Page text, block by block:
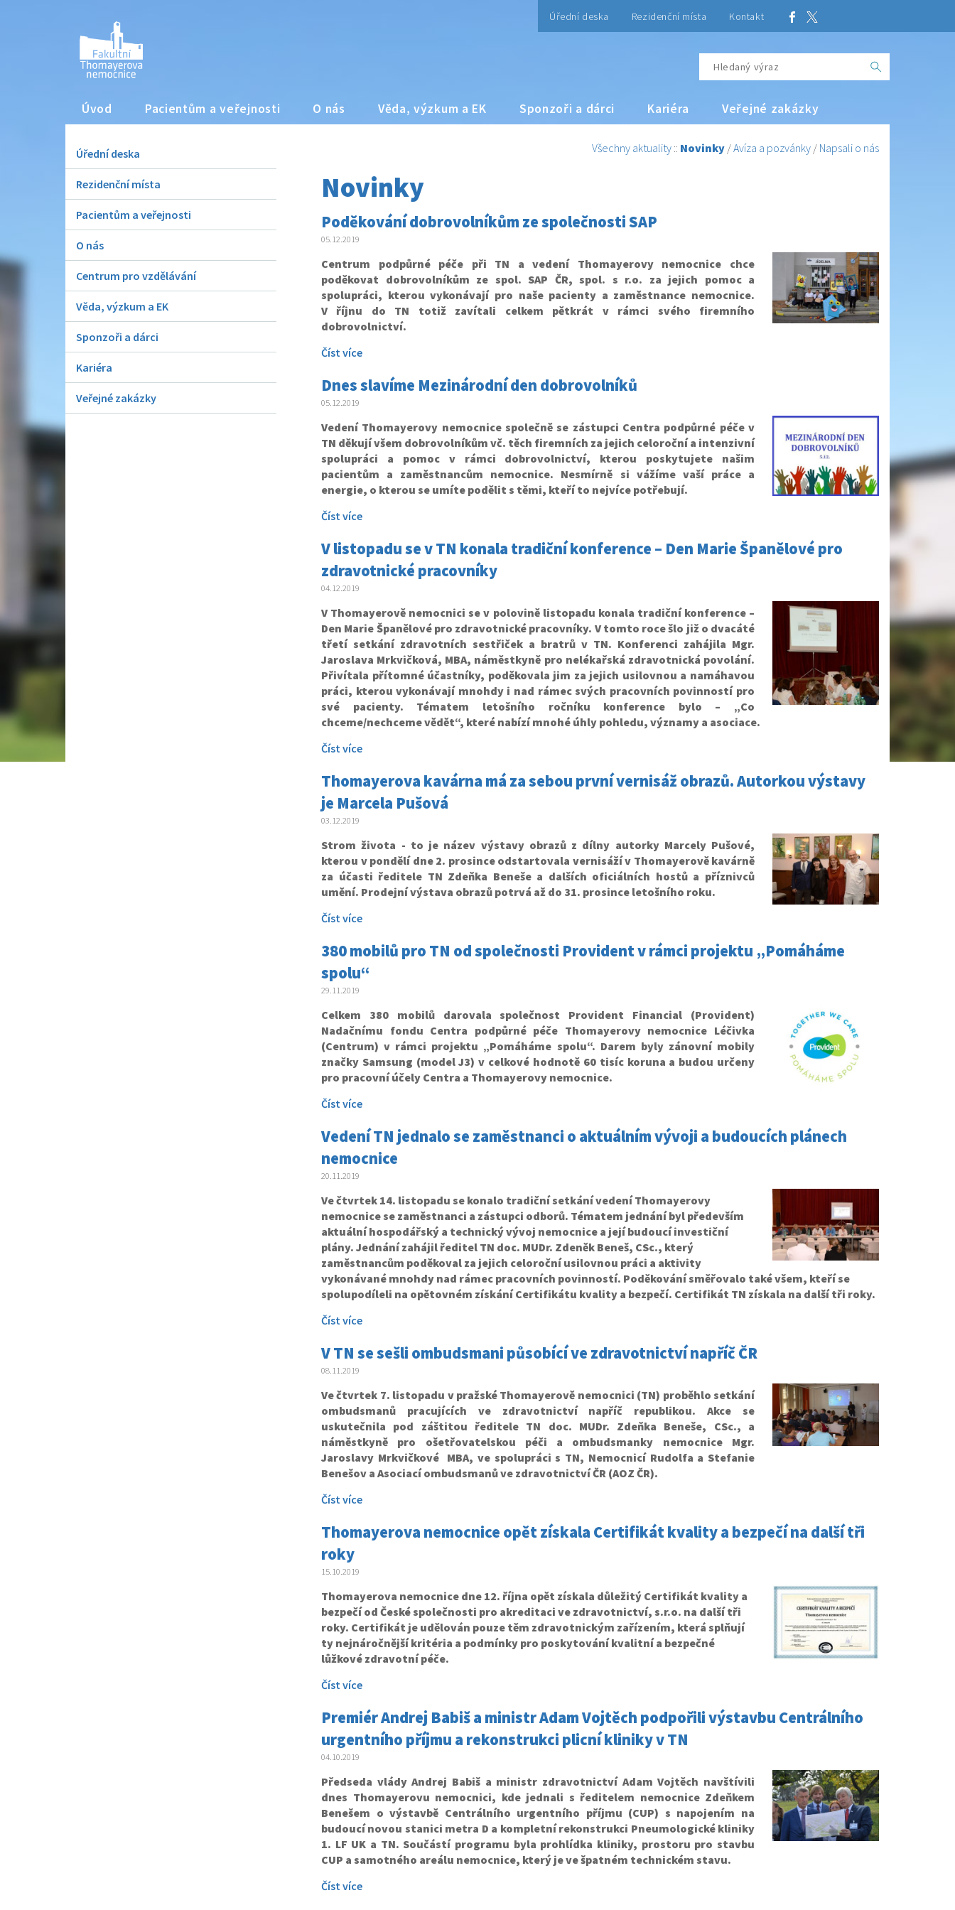
Úřední deska Rezidenční místa Kontakt
Úvod Pacientům a veřejnosti O nás Věda, výzkum a EK Sponzoři a dárci Kariéra Veřejné zakázky
Úřední deska
Rezidenční místa
Pacientům a veřejnosti
O nás
Centrum pro vzdělávání
Věda, výzkum a EK
Sponzoři a dárci
Kariéra
Veřejné zakázky
Všechny aktuality :: Novinky /Avíza a pozvánky / Napsali o nás
Novinky
Poděkování dobrovolníkům ze společnosti SAP
05.12.2019
Centrum podpůrné péče při TN a vedení Thomayerovy nemocnice chce
poděkovat dobrovolníkům ze spol. SAP ČR, spol. s r.o. za jejich pomoc a
spolupráci, kterou vykonávají pro naše pacienty a zaměstnance nemocnice.
V říjnu do TN totiž zavítali celkem pětkrát v rámci svého firemního
dobrovolnictví.
Číst více
Dnes slavíme Mezinárodní den dobrovolníků
05.12.2019
Vedení Thomayerovy nemocnice společně se zástupci Centra podpůrné péče v
TN děkují všem dobrovolníkům vč. těch firemních za jejich celoroční a intenzivní
spolupráci a pomoc v rámci dobrovolnictví, kterou poskytujete našim
pacientům a zaměstnancům nemocnice. Nesmírně si vážíme vaší práce a
energie, o kterou se umíte podělit s těmi, kteří to nejvíce potřebují.
Číst více
V listopadu se v TN konala tradiční konference – Den Marie Španělové pro
zdravotnické pracovníky
04.12.2019
V Thomayerově nemocnici se v polovině listopadu konala tradiční konference –
Den Marie Španělové pro zdravotnické pracovníky. V tomto roce šlo již o dvacáté
třetí setkání zdravotních sestřiček a bratrů v TN. Konferenci zahájila Mgr.
Jaroslava Mrkvičková, MBA, náměstkyně pro nelékařská zdravotnická povolání.
Přivítala přítomné účastníky, poděkovala jim za jejich usilovnou a namáhavou
práci, kterou vykonávají mnohdy i nad rámec svých pracovních povinností pro
své pacienty. Tématem letošního ročníku konference bylo – „Co
chceme/nechceme vědět“, které nabízí mnohé úhly pohledu, významy a asociace.
Číst více
Thomayerova kavárna má za sebou první vernisáž obrazů. Autorkou výstavy
je Marcela Pušová
03.12.2019
Strom života - to je název výstavy obrazů z dílny autorky Marcely Pušové,
kterou v pondělí dne 2. prosince odstartovala vernisáží v Thomayerově kavárně
za účasti ředitele TN Zdeňka Beneše a dalších oficiálních hostů a příznivců
umění. Prodejní výstava obrazů potrvá až do 31. prosince letošního roku.
Číst více
380 mobilů pro TN od společnosti Provident v rámci projektu „Pomáháme
spolu“
29.11.2019
Celkem 380 mobilů darovala společnost Provident Financial (Provident)
Nadačnímu fondu Centra podpůrné péče Thomayerovy nemocnice Léčivka
(Centrum) v rámci projektu „Pomáháme spolu“. Darem byly zánovní mobily
značky Samsung (model J3) v celkové hodnotě 60 tisíc koruna a budou určeny
pro pracovní účely Centra a Thomayerovy nemocnice.
Číst více
Vedení TN jednalo se zaměstnanci o aktuálním vývoji a budoucích plánech
nemocnice
20.11.2019
Ve čtvrtek 14. listopadu se konalo tradiční setkání vedení Thomayerovy
nemocnice se zaměstnanci a zástupci odborů. Tématem jednání byl především
aktuální hospodářský a technický vývoj nemocnice a její budoucí investiční
plány. Jednání zahájil ředitel TN doc. MUDr. Zdeněk Beneš, CSc., který
zaměstnancům poděkoval za jejich celoroční usilovnou práci a aktivity
vykonávané mnohdy nad rámec pracovních povinností. Poděkování směřovalo také všem, kteří se
spolupodíleli na opětovném získáníCertifikátu kvality a bezpečí. Certifikát TN získala na další tři roky.
Číst více
V TN se sešli ombudsmani působící ve zdravotnictví napříč ČR
08.11.2019
Ve čtvrtek 7. listopadu v pražské Thomayerově nemocnici (TN) proběhlo setkání
ombudsmanů pracujících ve zdravotnictví napříč republikou. Akce se
uskutečnila pod záštitou ředitele TN doc. MUDr. Zdeňka Beneše, CSc., a
náměstkyně pro ošetřovatelskou péči a ombudsmanky nemocnice Mgr.
Jaroslavy Mrkvičkové MBA, ve spolupráci s TN, Nemocnicí Rudolfa a Stefanie
Benešov a Asociací ombudsmanů ve zdravotnictví ČR (AOZ ČR).
Číst více
Thomayerova nemocnice opět získala Certifikát kvality a bezpečí na další tři
roky
15.10.2019
Thomayerova nemocnice dne 12. října opět získala důležitý Certifikát kvality a
bezpečí od České společnosti pro akreditaci ve zdravotnictví, s.r.o. na další tři
roky. Certifikát je udělován pouze těm zdravotnickým zařízením, která splňují
ty nejnáročnější kritéria a podmínky pro poskytování kvalitní a bezpečné
lůžkové zdravotní péče.
Číst více
Premiér Andrej Babiš a ministr Adam Vojtěch podpořili výstavbu Centrálního
urgentního příjmu a rekonstrukci plicní kliniky v TN
04.10.2019
Předseda vlády Andrej Babiš a ministr zdravotnictví Adam Vojtěch navštívili
dnes Thomayerovu nemocnici, kde jednali s ředitelem nemocnice Zdeňkem
Benešem o výstavbě Centrálního urgentního příjmu (CUP) s napojením na
budoucí novou stanici metra D a kompletní rekonstrukci Pneumologické kliniky
1. LF UK a TN. Součástí programu byla prohlídka kliniky, prostoru pro stavbu
CUP a samotného areálu nemocnice, který je ve špatném technickém stavu.
Číst více